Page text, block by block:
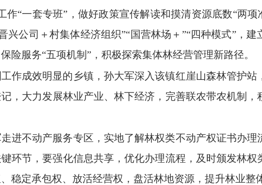
作“一套专班”， 做好政策宣传解读和摸清资源底数“两项
兴公司＋村集体经济组织”“国营林场＋”“四种模式”， 建
保险服务“五项机制”， 积极探索集体林经营管理新路径。
作成效明显的乡镇， 孙大军深入该镇红崖山森林管护站
， 大力发展林业产业、林下经济， 完善联农带农机制，
进不动产服务专区， 实地了解林权类不动产权证书办理
环节，要强化信息共享，优化办理流程， 及时颁发林权
稳定承包权、 放活经营权， 盘活林地资源， 提升林业整